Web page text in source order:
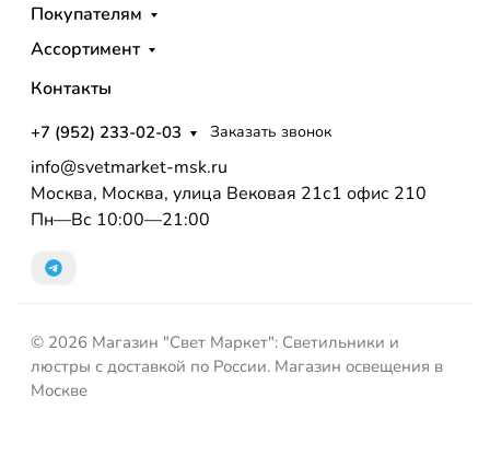
Покупателям
Ассортимент
Контакты
+7 (952) 233-02-03 Заказать звонок
info@svetmarket-msk.ru
Москва, Москва, улица Вековая 21с1 офис 210
Пн—Вс 10:00—21:00
© 2026 Магазин "Свет Маркет": Светильники и
люстры с доставкой по России. Магазин освещения в
Москве